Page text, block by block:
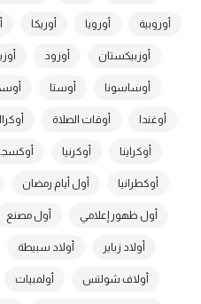
أوروبية أورويا أوريكا
أوزبيكستان أوزود
أوساسونا أوستا
أوغندا أوقات الصلاة
أوكراينا أوكرنيا
أوكطرانيا أول أيام رمضان
أول ظهور إعلامي أول مصنع
أولاد زباير أولاد سبيطة
أولاف شولتس أولمبيات